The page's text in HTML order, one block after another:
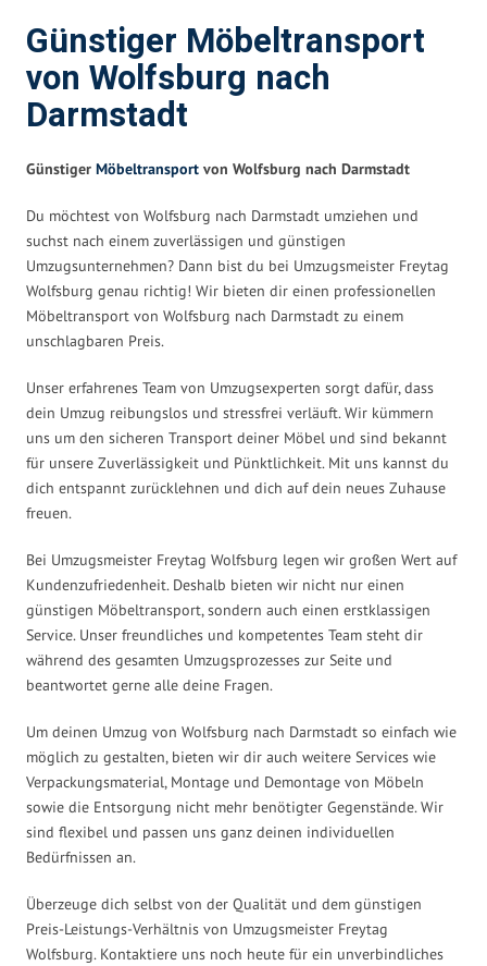
Günstiger Möbeltransport
von Wolfsburg nach
Darmstadt
Günstiger Möbeltransport von Wolfsburg nach Darmstadt
Du möchtest von Wolfsburg nach Darmstadt umziehen und
suchst nach einem zuverlässigen und günstigen
Umzugsunternehmen? Dann bist du bei Umzugsmeister Freytag
Wolfsburg genau richtig! Wir bieten dir einen professionellen
Möbeltransport von Wolfsburg nach Darmstadt zu einem
unschlagbaren Preis.
Unser erfahrenes Team von Umzugsexperten sorgt dafür, dass
dein Umzug reibungslos und stressfrei verläuft. Wir kümmern
uns um den sicheren Transport deiner Möbel und sind bekannt
für unsere Zuverlässigkeit und Pünktlichkeit. Mit uns kannst du
dich entspannt zurücklehnen und dich auf dein neues Zuhause
freuen.
Bei Umzugsmeister Freytag Wolfsburg legen wir großen Wert auf
Kundenzufriedenheit. Deshalb bieten wir nicht nur einen
günstigen Möbeltransport, sondern auch einen erstklassigen
Service. Unser freundliches und kompetentes Team steht dir
während des gesamten Umzugsprozesses zur Seite und
beantwortet gerne alle deine Fragen.
Um deinen Umzug von Wolfsburg nach Darmstadt so einfach wie
möglich zu gestalten, bieten wir dir auch weitere Services wie
Verpackungsmaterial, Montage und Demontage von Möbeln
sowie die Entsorgung nicht mehr benötigter Gegenstände. Wir
sind flexibel und passen uns ganz deinen individuellen
Bedürfnissen an.
Überzeuge dich selbst von der Qualität und dem günstigen
Preis-Leistungs-Verhältnis von Umzugsmeister Freytag
Wolfsburg. Kontaktiere uns noch heute für ein unverbindliches